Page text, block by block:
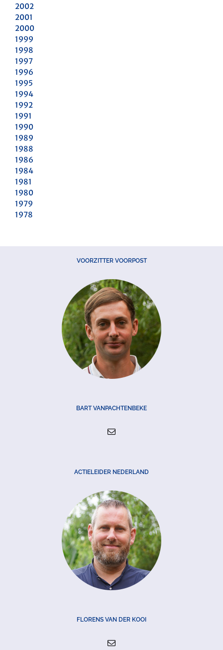
2002
2001
2000
1999
1998
1997
1996
1995
1994
1992
1991
1990
1989
1988
1986
1984
1981
1980
1979
1978
VOORZITTER VOORPOST
BART VANPACHTENBEKE
ACTIELEIDER NEDERLAND
FLORENS VAN DER KOOI